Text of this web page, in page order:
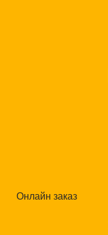
Онлайн заказ